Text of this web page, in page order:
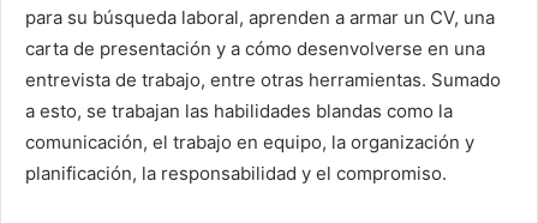
para su búsqueda laboral, aprenden a armar un CV, una
carta de presentación y a cómo desenvolverse en una
entrevista de trabajo, entre otras herramientas. Sumado
a esto, se trabajan las habilidades blandas como la
comunicación, el trabajo en equipo, la organización y
planificación, la responsabilidad y el compromiso.